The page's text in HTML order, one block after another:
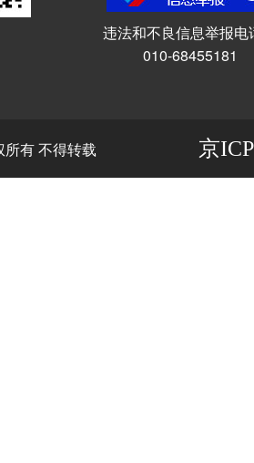
违法和不良信息举报电
010-68455181
有 不得转载 京